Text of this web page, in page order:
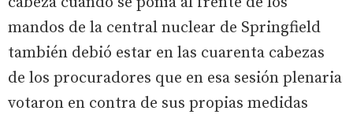
mandos de la central nuclear de Springfield
también debió estar en las cuarenta cabezas
de los procuradores que en esa sesión plenaria
votaron en contra de sus propias medidas